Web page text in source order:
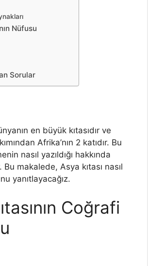
Nüfusu
Sorular
en büyük kıtasıdır ve
Afrika’nın 2 katıdır. Bu
nasıl yazıldığı hakkında
makalede, Asya kıtası nasıl
yanıtlayacağız.
Coğrafi